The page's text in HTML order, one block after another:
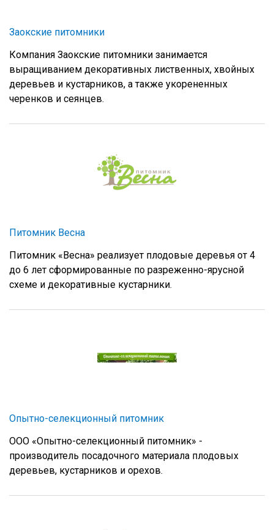
Заокские питомники
Компания Заокские питомники занимается
выращиванием декоративных лиственных, хвойных
деревьев и кустарников, а также укорененных
черенков и сеянцев.
Питомник Весна
Питомник «Весна» реализует плодовые деревья от 4
до 6 лет сформированные по разреженно-ярусной
схеме и декоративные кустарники.
Опытно-селекционный питомник
ООО «Опытно-селекционный питомник» -
производитель посадочного материала плодовых
деревьев, кустарников и орехов.